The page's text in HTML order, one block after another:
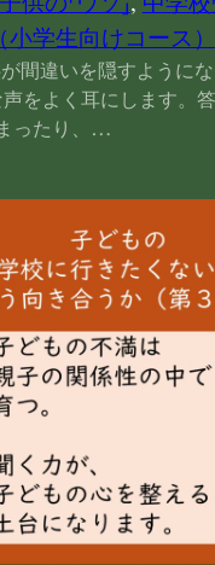
小学生向けコース）
が間違いを隠すように
をよく耳にします。
ったり、…